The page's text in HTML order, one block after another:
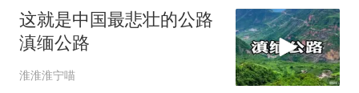
这就是中国最悲壮的公路
滇缅公路
淮淮淮宁喵